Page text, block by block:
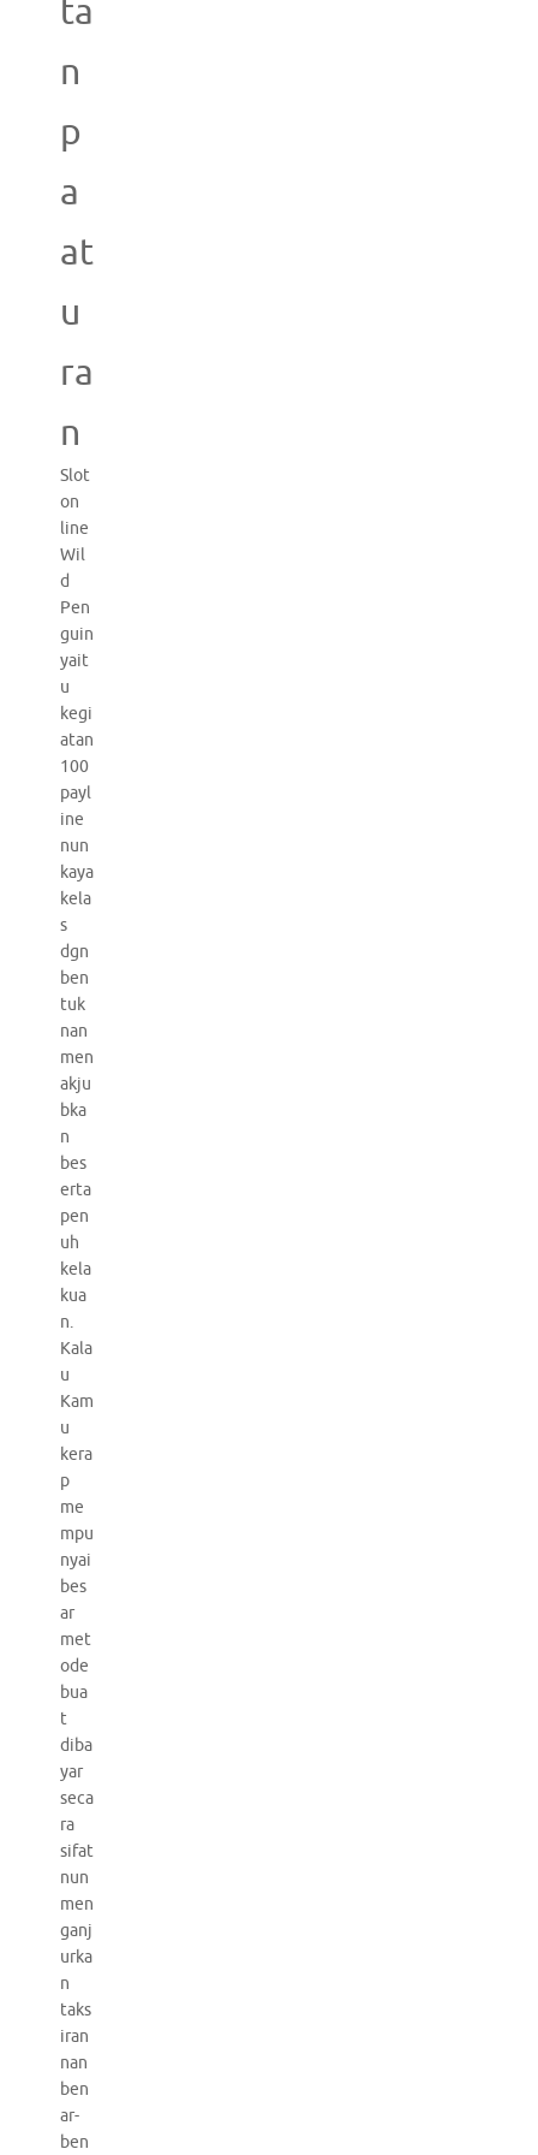
ta
n
p
a
at
u
ra
n
Slot
on
line
Wil
d
Pen
guin
yait
u
kegi
atan
100
payl
ine
nun
kaya
kela
s
dgn
ben
tuk
nan
men
akju
bka
n
bes
erta
pen
uh
kela
kua
n.
Kala
u
Kam
u
kera
p
me
mpu
nyai
bes
ar
met
ode
bua
t
diba
yar
seca
ra
sifat
nun
men
ganj
urka
n
taks
iran
nan
ben
ar-
ben